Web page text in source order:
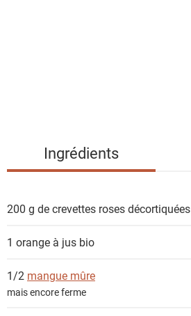
i
t
s
Ingrédients
200 g de crevettes roses décortiquées
1 orange à jus bio
1/2 mangue mûre
mais encore ferme